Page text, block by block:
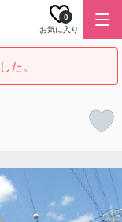
お気に入り
0
た。